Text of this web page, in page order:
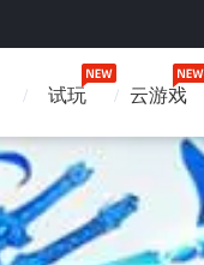
试玩 云游戏